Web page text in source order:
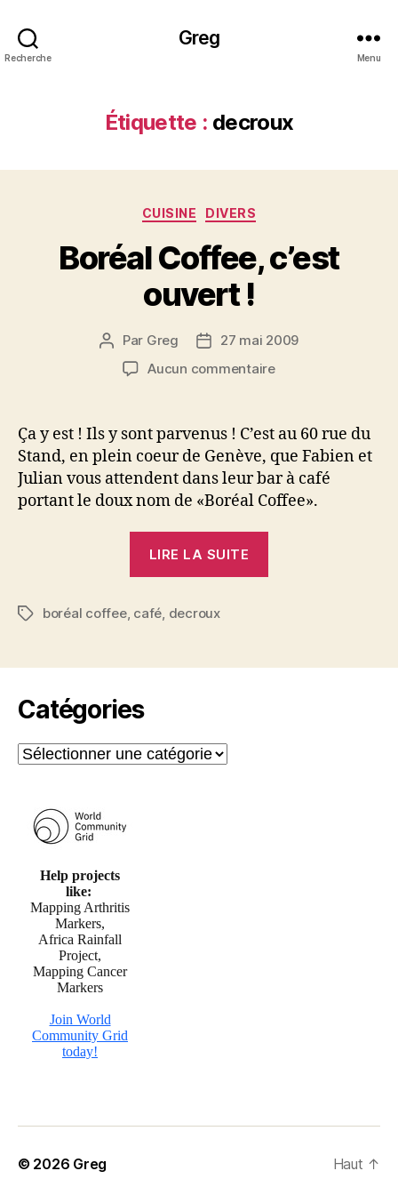
Recherche
Greg
Menu
Étiquette : decroux
Catégories
CUISINE DIVERS
Boréal Coffee, c’est
ouvert !
Auteur
l’article
Par Greg
Date27 mai 2009
Aucun commentairesur
c’est
!
Ça y est ! Ils y sont parvenus ! C’est au 60 rue du
Stand, en plein coeur de Genève, que Fabien et
Julian vous attendent dans leur bar à café
portant le doux nom de «Boréal Coffee».
LIRE LA SUITE
Étiquettes
boréal coffee, café, decroux
Catégories
Catégories
© 2026 Greg Haut ↑